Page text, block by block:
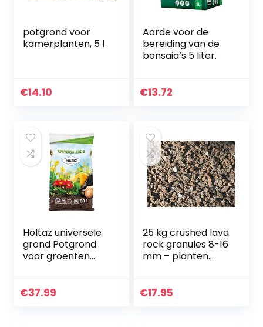
potgrond voor
kamerplanten, 5 l
€14.10
Aarde voor de
bereiding van de
bonsaia’s 5 liter.
€13.72
Holtaz universele
grond Potgrond
voor groenten
Tuingrond met
€37.99
25 kg crushed lava
rock granules 8-16
mm – planten
€17.95